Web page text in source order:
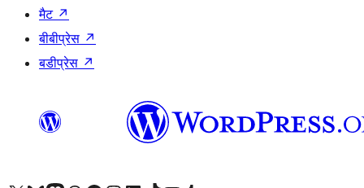
मैट ↗
बीबीप्रेस ↗
बडीप्रेस ↗